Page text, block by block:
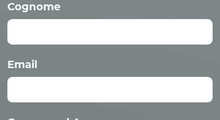
Cognome
Email